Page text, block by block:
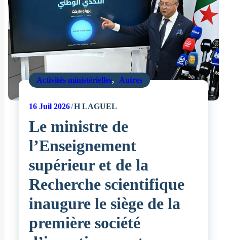
Activités ministérielles, Autres
16Juil 2026 H LAGUEL
Le ministre de
l’Enseignement
supérieur et de la
Recherche scientifique
inaugure le siège de la
première société